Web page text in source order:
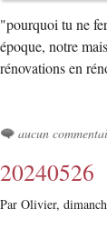
"pourquoi tu ne
époque, notre
rénovations en
aucun
20240526
Par Olivier,